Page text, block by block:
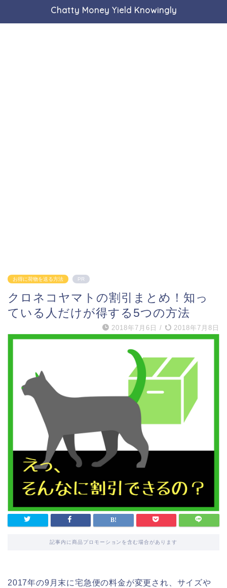
Chatty Money Yield Knowingly
お得に荷物を送る方法 PR
クロネコヤマトの割引まとめ！知っ
ている人だけが得する5つの方法
2018年7月6日 / 2018年7月8日
記事内に商品プロモーションを含む場合があります
2017年の9月末に宅急便の料金が変更され、サイズや